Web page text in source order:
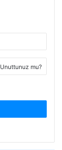
Unuttunuz mu?